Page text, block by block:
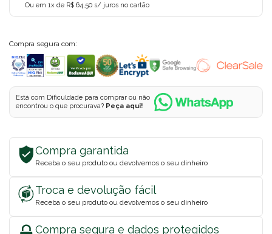
Ou em 1x de R$ 64,50 s/ juros no cartão
Compra segura com:
Está com Dificuldade para comprar ou não
encontrou o que procurava? Peça aqui!
Compra garantida
Receba o seu produto ou devolvemos o seu dinheiro
Troca e devolução fácil
Receba o seu produto ou devolvemos o seu dinheiro
Compra segura e dados protegidos